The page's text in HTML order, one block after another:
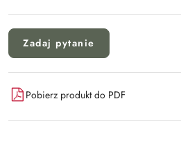
Zadaj pytanie
Pobierz produkt do PDF